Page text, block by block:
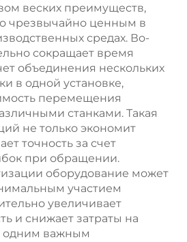
веских преимуществ,
чрезвычайно ценным в
средах. Во-
сокращает время
объединения нескольких
в одной установке,
перемещения
станками. Такая
не только экономит
точность за счет
при обращении.
оборудование может
участием
увеличивает
и снижает затраты на
одним важным